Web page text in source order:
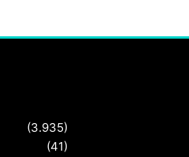
(3.935)
(41)